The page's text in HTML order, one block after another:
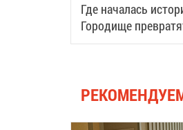
Где началась
Городище
туристический